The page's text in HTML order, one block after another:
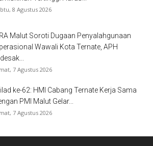
8 Agustus 2026
Malut Soroti Dugaan Penyalahgunaan
Wawali Kota Ternate, APH
7 Agustus 2026
ke-62: HMI Cabang Ternate Kerja Sama
PMI Malut Gelar...
7 Agustus 2026